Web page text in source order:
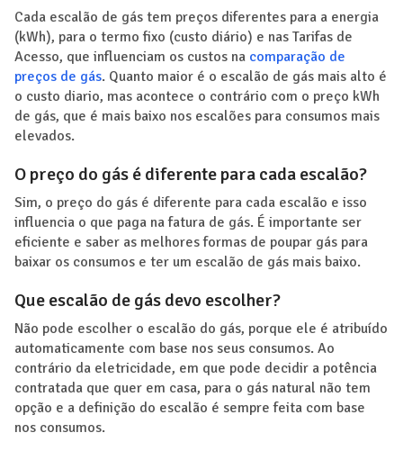
Cada escalão de gás tem preços diferentes para a energia
(kWh), para o termo fixo (custo diário) e nas Tarifas de
Acesso, que influenciam os custos na comparação de
preços de gás. Quanto maior é o escalão de gás mais alto é
o custo diario, mas acontece o contrário com o preço kWh
de gás, que é mais baixo nos escalões para consumos mais
elevados.
O preço do gás é diferente para cada escalão?
Sim, o preço do gás é diferente para cada escalão e isso
influencia o que paga na fatura de gás. É importante ser
eficiente e saber as melhores formas de poupar gás para
baixar os consumos e ter um escalão de gás mais baixo.
Que escalão de gás devo escolher?
Não pode escolher o escalão do gás, porque ele é atribuído
automaticamente com base nos seus consumos. Ao
contrário da eletricidade, em que pode decidir a potência
contratada que quer em casa, para o gás natural não tem
opção e a definição do escalão é sempre feita com base
nos consumos.